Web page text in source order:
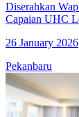
Diserahkan
Capaian UHC
26 January 2026
Pekanbaru